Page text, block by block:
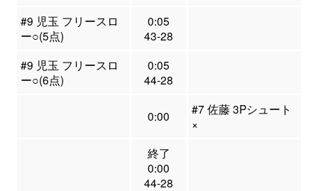
#9 児玉 フリースロ
ー○(5点)
0:05
43-28
#9 児玉 フリースロ
ー○(6点)
0:05
44-28
0:00
#7 佐藤 3Pシュート
×
終了
0:00
44-28